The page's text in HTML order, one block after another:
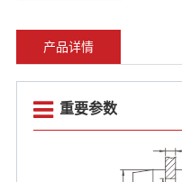
产品详情
重要参数